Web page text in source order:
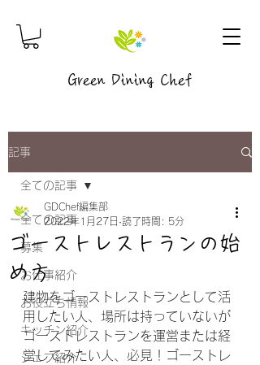
Green Dining Chef
記事
全ての記事
募集
お仕事紹介
お役立ち情報
キッチン紹介
シェフ紹介
全ての記事
ゴーストレストランの始
め方
GDChef編集部
2022年1月27日 読了時間: 5分
建物をゴーストレストランとして活
用したい人、場所は持っていないが
ゴーストレストランを運営または経
営してみたい人、必見！ゴーストレ